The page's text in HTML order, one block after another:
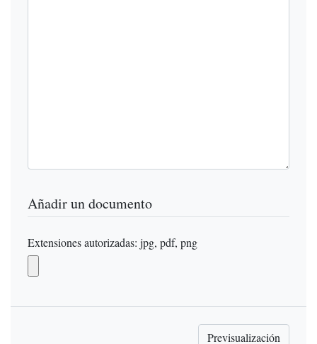
Añadir un documento
Extensiones autorizadas: jpg, pdf, png